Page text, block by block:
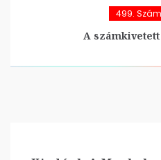
499. Szám
A